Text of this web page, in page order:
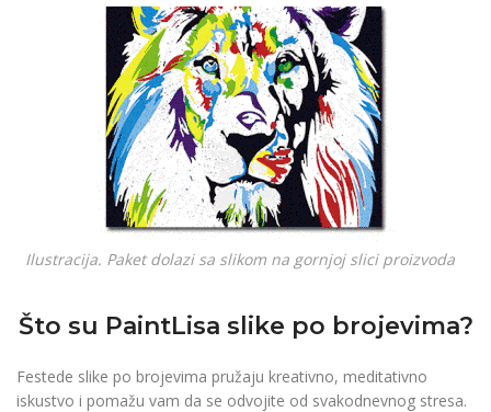
READ MORE
Ilustracija. Paket dolazi sa slikom na gornjoj slici proizvoda
Što su PaintLisa slike po brojevima?
Festede slike po brojevima pružaju kreativno, meditativno
iskustvo i pomažu vam da se odvojite od svakodnevnog stresa.